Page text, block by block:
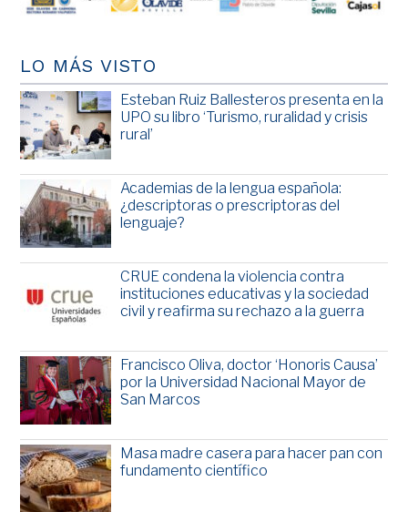
LO MÁS VISTO
Esteban Ruiz Ballesteros presenta en la
UPO su libro ‘Turismo, ruralidad y crisis
rural’
Academias de la lengua española:
¿descriptoras o prescriptoras del
lenguaje?
CRUE condena la violencia contra
instituciones educativas y la sociedad
civil y reafirma su rechazo a la guerra
Francisco Oliva, doctor ‘Honoris Causa’
por la Universidad Nacional Mayor de
San Marcos
Masa madre casera para hacer pan con
fundamento científico